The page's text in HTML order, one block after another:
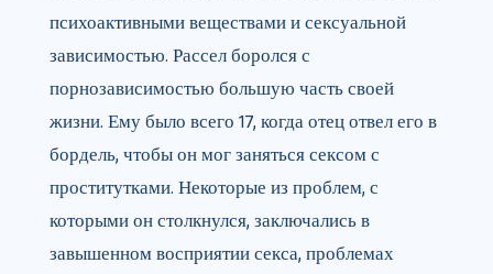
психоактивными веществами и сексуальной
зависимостью. Рассел боролся с
порнозависимостью большую часть своей
жизни. Ему было всего 17, когда отец отвел его в
бордель, чтобы он мог заняться сексом с
проститутками. Некоторые из проблем, с
которыми он столкнулся, заключались в
завышенном восприятии секса, проблемах